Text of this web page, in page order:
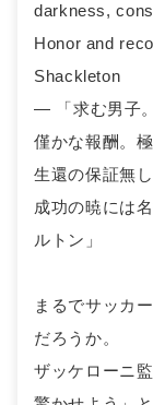
darkness,
Honor and
Shackleton
— 「求む男子
僅かな報酬。
生還の保証無し
成功の暁には
ルトン」
まるでサッカ
だろうか。
ザッケローニ